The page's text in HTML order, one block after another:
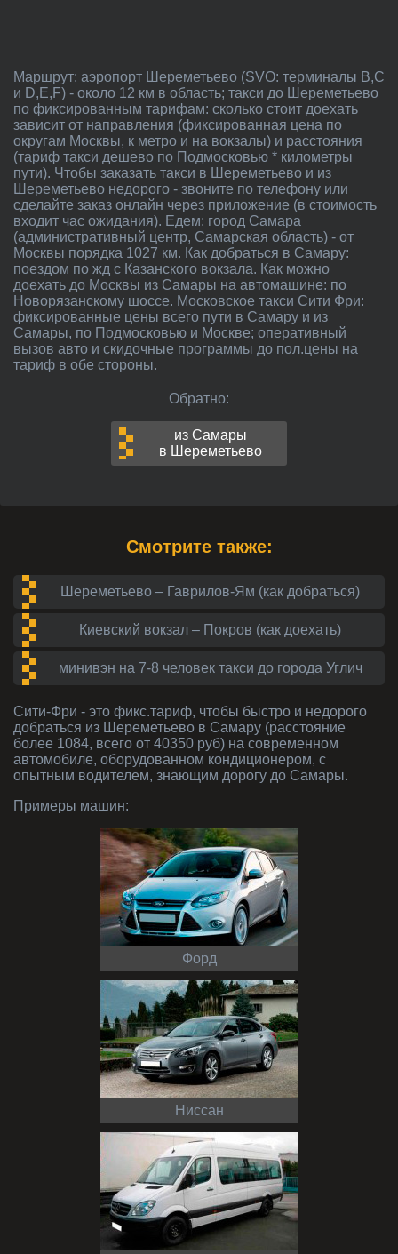
Маршрут: аэропорт Шереметьево (SVO: терминалы B,C
и D,E,F) - около 12 км в область; такси до Шереметьево
по фиксированным тарифам: сколько стоит доехать
зависит от направления (фиксированная цена по
округам Москвы, к метро и на вокзалы) и расстояния
(тариф такси дешево по Подмосковью * километры
пути). Чтобы заказать такси в Шереметьево и из
Шереметьево недорого - звоните по телефону или
сделайте заказ онлайн через приложение (в стоимость
входит час ожидания). Едем: город Самара
(административный центр, Самарская область) - от
Москвы порядка 1027 км. Как добраться в Самару:
поездом по жд с Казанского вокзала. Как можно
доехать до Москвы из Самары на автомашине: по
Новорязанскому шоссе. Московское такси Сити Фри:
фиксированные цены всего пути в Самару и из
Самары, по Подмосковью и Москве; оперативный
вызов авто и скидочные программы до пол.цены на
тариф в обе стороны.
Обратно:
из Самары
в Шереметьево
Смотрите также:
Шереметьево – Гаврилов-Ям (как добраться)
Киевский вокзал – Покров (как доехать)
минивэн на 7-8 человек такси до города Углич
Сити-Фри - это фикс.тариф, чтобы быстро и недорого
добраться из Шереметьево в Самару (расстояние
более 1084, всего от 40350 руб) на современном
автомобиле, оборудованном кондиционером, с
опытным водителем, знающим дорогу до Самары.
Примеры машин:
Форд
Ниссан